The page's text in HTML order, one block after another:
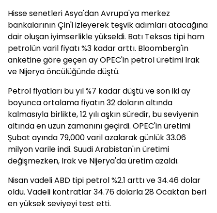
Hisse senetleri Asya'dan Avrupa'ya merkez
bankalarının Çin'i izleyerek teşvik adımları atacağına
dair oluşan iyimserlikle yükseldi. Batı Teksas tipi ham
petrolün varil fiyatı %3 kadar arttı. Bloomberg'in
anketine göre geçen ay OPEC'in petrol üretimi Irak
ve Nijerya öncülüğünde düştü.
Petrol fiyatları bu yıl %7 kadar düştü ve son iki ay
boyunca ortalama fiyatın 32 doların altında
kalmasıyla birlikte, 12 yılı aşkın süredir, bu seviyenin
altında en uzun zamanını geçirdi. OPEC'in üretimi
Şubat ayında 79,000 varil azalarak günlük 33.06
milyon varile indi. Suudi Arabistan'ın üretimi
değişmezken, Irak ve Nijerya'da üretim azaldı.
Nisan vadeli ABD tipi petrol %2.1 arttı ve 34.46 dolar
oldu. Vadeli kontratlar 34.76 dolarla 28 Ocaktan beri
en yüksek seviyeyi test etti.